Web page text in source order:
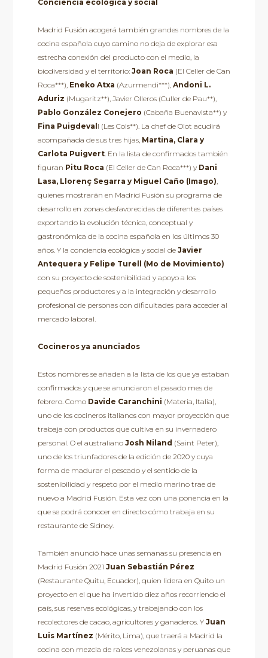
Conciencia ecológica y social
Madrid Fusión acogerá también grandes nombres de la
cocina española cuyo camino no deja de explorar esa
estrecha conexión del producto con el medio, la
biodiversidad y el territorio:Joan Roca (El Celler de Can
Roca***), Eneko Atxa (Azurmendi***), Andoni L.
Aduriz (Mugaritz**), Javier Olleros (Culler de Pau**),
Pablo González Conejero (Cabaña Buenavista**) y
Fina Puigdeval l (Les Cols**). La chef de Olot acudirá
acompañada de sus tres hijas, Martina, Clara y
Carlota Puigvert. En la lista de confirmados también
figuran Pitu Roca (El Celler de Can Roca***) y Dani
Lasa, Llorenç Segarra y Miguel Caño (Imago),
quienes mostrarán en Madrid Fusión su programa de
desarrollo en zonas desfavorecidas de diferentes países
exportando la evolución técnica, conceptual y
gastronómica de la cocina española en los últimos 30
años. Y la conciencia ecológica y social de Javier
Antequera y Felipe Turell (Mo de Movimiento)
con su proyecto de sostenibilidad y apoyo a los
pequeños productores y a la integración y desarrollo
profesional de personas con dificultades para acceder al
mercado laboral.
Cocineros ya anunciados
Estos nombres se añaden a la lista de los que ya estaban
confirmados y que se anunciaron el pasado mes de
febrero. Como Davide Caranchini (Materia, Italia),
uno de los cocineros italianos con mayor proyección que
trabaja con productos que cultiva en su invernadero
personal. O el australiano Josh Niland (Saint Peter),
uno de los triunfadores de la edición de 2020 y cuya
forma de madurar el pescado y el sentido de la
sostenibilidad y respeto por el medio marino trae de
nuevo a Madrid Fusión. Esta vez con una ponencia en la
que se podrá conocer en directo cómo trabaja en su
restaurante de Sidney.
También anunció hace unas semanas su presencia en
Madrid Fusión 2021 Juan Sebastián Pérez
(Restaurante Quitu, Ecuador), quien lidera en Quito un
proyecto en el que ha invertido diez años recorriendo el
país, sus reservas ecológicas, y trabajando con los
recolectores de cacao, agricultores y ganaderos. Y Juan
Luis Martínez (Mérito, Lima), que traerá a Madrid la
cocina con mezcla de raíces venezolanas y peruanas que